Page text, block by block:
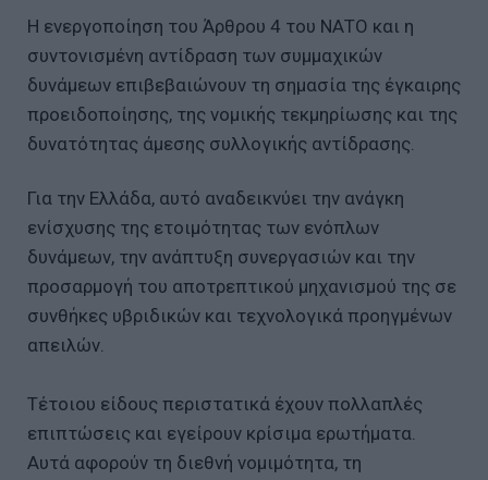
Η ενεργοποίηση του Άρθρου 4 του ΝΑΤΟ και η
συντονισμένη αντίδραση των συμμαχικών
δυνάμεων επιβεβαιώνουν τη σημασία της έγκαιρης
προειδοποίησης, της νομικής τεκμηρίωσης και της
δυνατότητας άμεσης συλλογικής αντίδρασης.
Για την Ελλάδα, αυτό αναδεικνύει την ανάγκη
ενίσχυσης της ετοιμότητας των ενόπλων
δυνάμεων, την ανάπτυξη συνεργασιών και την
προσαρμογή του αποτρεπτικού μηχανισμού της σε
συνθήκες υβριδικών και τεχνολογικά προηγμένων
απειλών.
Τέτοιου είδους περιστατικά έχουν πολλαπλές
επιπτώσεις και εγείρουν κρίσιμα ερωτήματα.
Αυτά αφορούν τη διεθνή νομιμότητα, τη